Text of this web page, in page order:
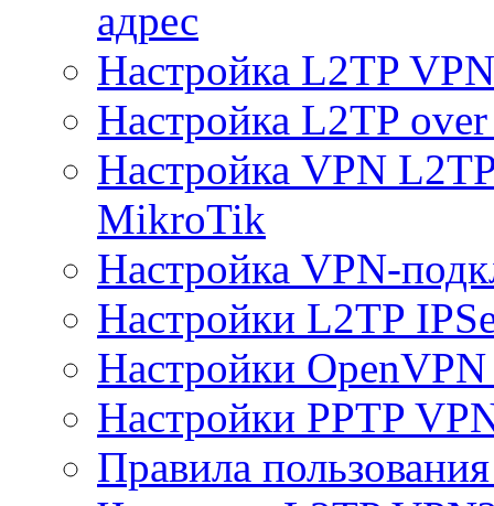
адрес
Настройка L2TP
Настройка L2TP
Настройка VPN
MikroTik
Настройка VPN-
Настройки L2TP
Настройки
Настройки PPTP
Правила